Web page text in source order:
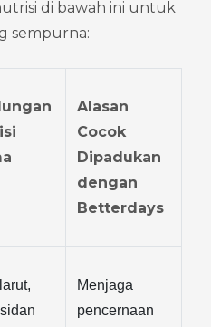
di bawah ini untuk
sempurna:
Alasan
Cocok
Dipadukan
dengan
Betterdays
Menjaga
pencernaan